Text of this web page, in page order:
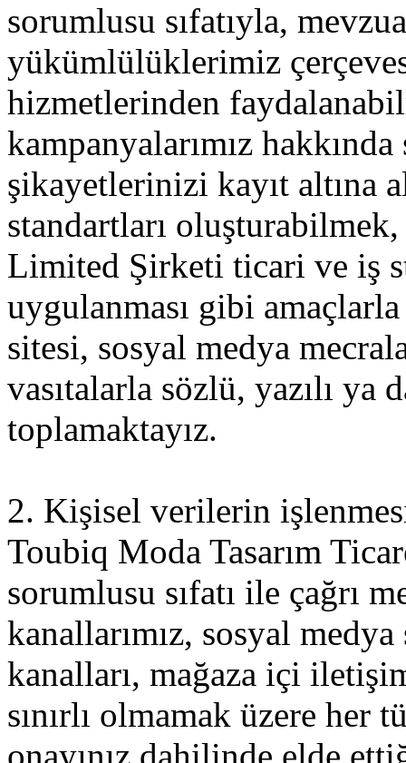
sorumlusu sıfatıyla,
yükümlülüklerimiz
hizmetlerinden
kampanyalarımız
şikayetlerinizi kayıt altına
standartları
Limited Şirketi ticari ve iş
uygulanması gibi
sitesi, sosyal medya
vasıtalarla sözlü, yazılı
toplamaktayız.
2. Kişisel verilerin
Toubiq Moda Tasarım
sorumlusu sıfatı ile çağrı
kanallarımız, sosyal
kanalları, mağaza içi
sınırlı olmamak üzere her